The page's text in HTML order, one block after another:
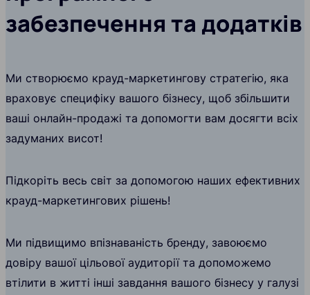
забезпечення та додатків
Ми створюємо крауд-маркетингову стратегію, яка
враховує специфіку вашого бізнесу, щоб збільшити
ваші онлайн-продажі та допомогти вам досягти всіх
задуманих висот!
Підкоріть весь світ за допомогою наших ефективних
крауд-маркетингових рішень!
Ми підвищимо впізнаваність бренду, завоюємо
довіру вашої цільової аудиторії та допоможемо
втілити в житті інші завдання вашого бізнесу у галузі